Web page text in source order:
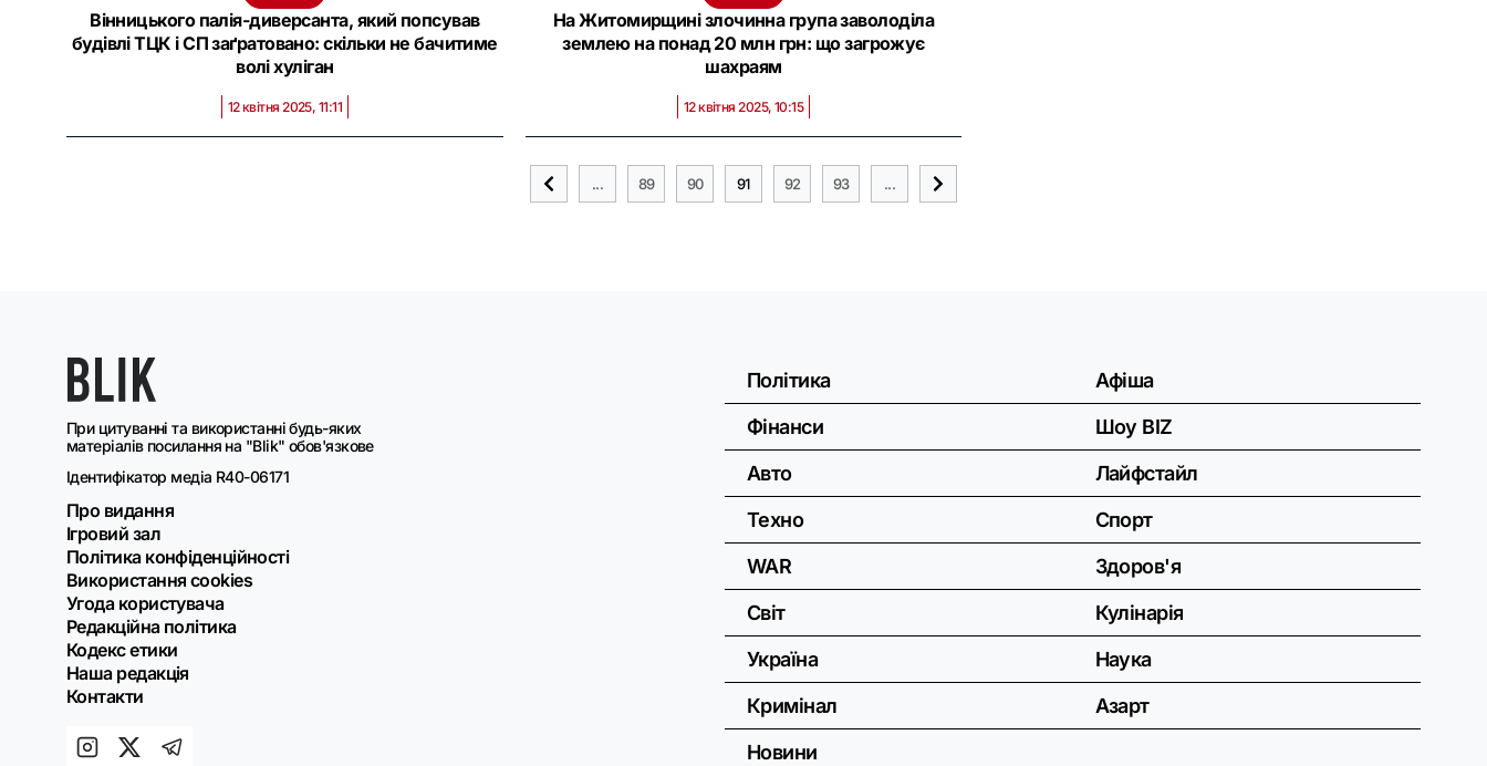
Вінницького палія-диверсанта, який попсував
будівлі ТЦК і СП заґратовано: скільки не бачитиме
волі хуліган
12 квітня 2025, 11:11
На Житомирщині злочинна група заволоділа
землею на понад 20 млн грн: що загрожує
шахраям
12 квітня 2025, 10:15
... 89 90 91 92 93 ...
При цитуванні та використанні будь-яких
матеріалів посилання на "Blik" обов'язкове
Ідентифікатор медіа R40-06171
Про видання
Ігровий зал
Політика конфіденційності
Використання cookies
Угода користувача
Редакційна політика
Кодекс етики
Наша редакція
Контакти
Політика
Фінанси
Авто
Техно
WAR
Світ
Україна
Кримінал
Новини
Афіша
Шоу BIZ
Лайфстайл
Спорт
Здоров'я
Кулінарія
Наука
Азарт